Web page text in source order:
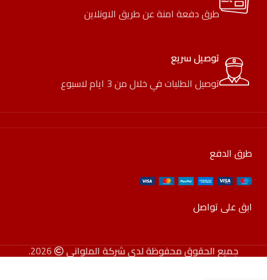
طرق دفعة امنة عن طريق الاونلاين
توصيل سريع
توصيل الطلبات في خلال من 3 ايام لاسبوع
طرق الدفع
ابق على تواصل
جميع الحقوق محفوظة لدى شركة الملواني 2026.